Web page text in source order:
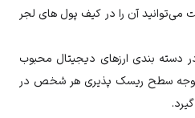
می‌توانید آن را در کیف پول های لجر
دسته بندی ارزهای دیجیتال محبوب
توجه سطح ریسک پذیری هر شخص در